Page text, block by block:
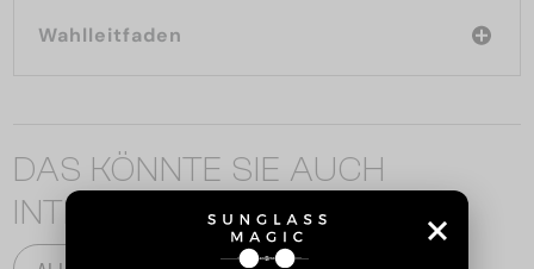
Wahlleitfaden
DAS KÖNNTE SIE AUCH
INTERESSIEREN